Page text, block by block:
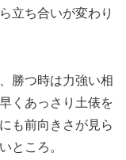
立ち合いが変わり
勝つ時は力強い相
くあっさり土俵を
も前向きさが見ら
ところ。